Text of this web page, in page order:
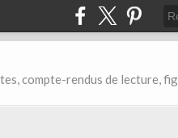
compte-rendus de lecture,